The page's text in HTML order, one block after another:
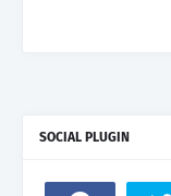
SOCIAL PLUGIN